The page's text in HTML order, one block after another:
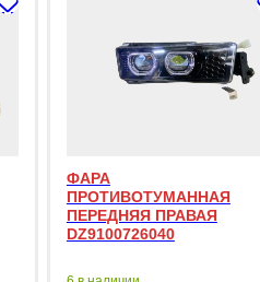
ФАРА
ПРОТИВОТУМАННАЯ
ПЕРЕДНЯЯ ПРАВАЯ
DZ9100726040